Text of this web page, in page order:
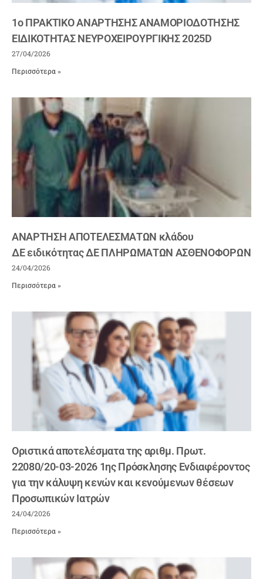
1ο ΠΡΑΚΤΙΚΟ ΑΝΑΡΤΗΣΗΣ ΑΝΑΜΟΡΙΟΔΟΤΗΣΗΣ
ΕΙΔΙΚΟΤΗΤΑΣ ΝΕΥΡΟΧΕΙΡΟΥΡΓΙΚΗΣ 2025D
27/04/2026
Περισσότερα »
ΑΝΑΡΤΗΣΗ ΑΠΟΤΕΛΕΣΜΑΤΩΝ κλάδου
ΔΕ ειδικότητας ΔΕ ΠΛΗΡΩΜΑΤΩΝ ΑΣΘΕΝΟΦΟΡΩΝ
24/04/2026
Περισσότερα »
Οριστικά αποτελέσματα της αριθμ. Πρωτ.
22080/20-03-2026 1ης Πρόσκλησης Ενδιαφέροντος
για την κάλυψη κενών και κενούμενων θέσεων
Προσωπικών Ιατρών
24/04/2026
Περισσότερα »